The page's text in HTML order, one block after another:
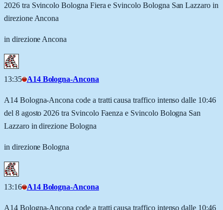
2026 tra Svincolo Bologna Fiera e Svincolo Bologna San Lazzaro in
direzione Ancona
in direzione Ancona
13:35 A14 Bologna-Ancona
A14 Bologna-Ancona code a tratti causa traffico intenso dalle 10:46
del 8 agosto 2026 tra Svincolo Faenza e Svincolo Bologna San
Lazzaro in direzione Bologna
in direzione Bologna
13:16 A14 Bologna-Ancona
A14 Bologna-Ancona code a tratti causa traffico intenso dalle 10:46